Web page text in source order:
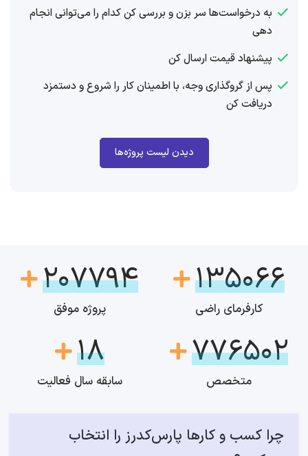
به درخواست‌ها سر بزن و بررسی کن کدام را می‌توانی انجام
دهی
پیشنهاد قیمت ارسال کن
پس از گروگذاری وجه، با اطمینان کار را شروع و دستمزد
دریافت کن
دیدن لیست پروژه‌ها
135066
کارفرمای راضی
207794
پروژه موفق
776502
متخصص
18
سابقه سال فعالیت
چرا کسب و کارها پارس‌کدرز را انتخاب